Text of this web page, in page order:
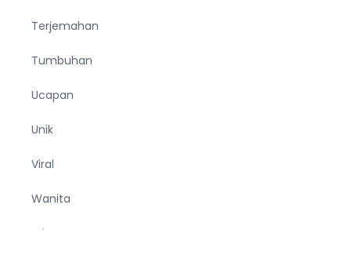
Terjemahan
Tumbuhan
Ucapan
Unik
Viral
Wanita
Wisata